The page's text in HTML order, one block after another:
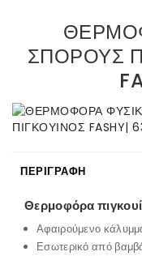
ΣΠΟΡΟΥΣ
ΠΕΡΙΓΡΑΦΉ
Θερμοφόρα
Αφαιρούμενο
Εσωτερικό από